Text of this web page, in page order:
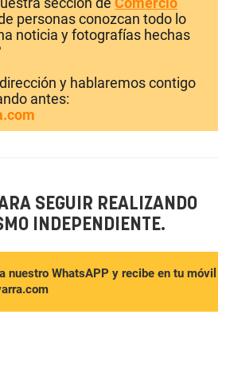
personas conozcan todo lo
noticia y fotografías hechas
y hablaremos contigo
antes:
SEGUIR REALIZANDO
INDEPENDIENTE.
nuestro WhatsAPP y recibe en tu móvil